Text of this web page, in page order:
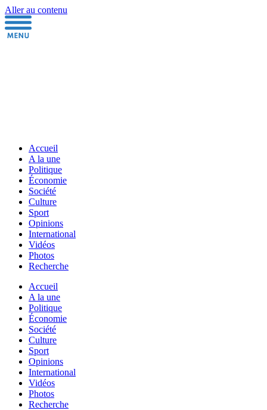
Aller au contenu
Accueil
A la une
Politique
Économie
Société
Culture
Sport
Opinions
International
Vidéos
Photos
Recherche
Accueil
A la une
Politique
Économie
Société
Culture
Sport
Opinions
International
Vidéos
Photos
Recherche